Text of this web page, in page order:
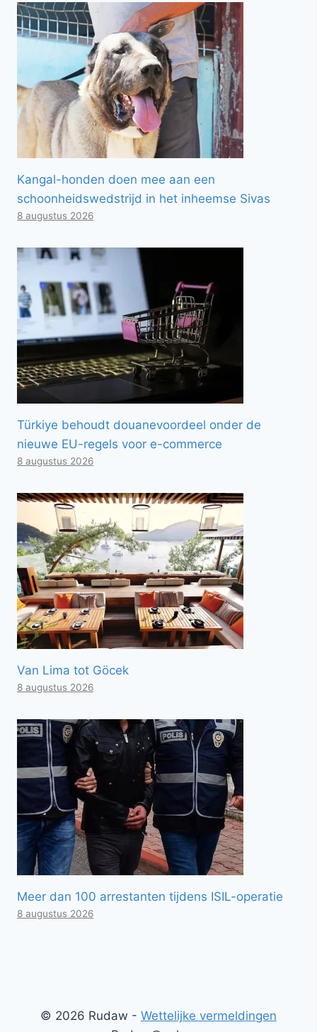
Kangal-honden doen mee aan een
schoonheidswedstrijd in het inheemse Sivas
8 augustus 2026
Türkiye behoudt douanevoordeel onder de
nieuwe EU-regels voor e-commerce
8 augustus 2026
Van Lima tot Göcek
8 augustus 2026
Meer dan 100 arrestanten tijdens ISIL-operatie
8 augustus 2026
© 2026 Rudaw - Wettelijke vermeldingen